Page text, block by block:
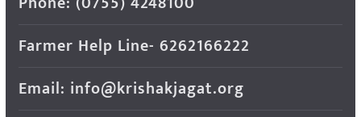
Farmer Help Line- 6262166222
Email: info@krishakjagat.org